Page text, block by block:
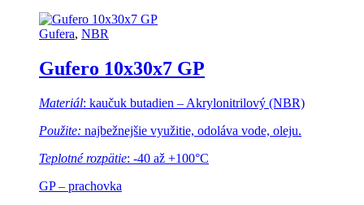
Gufera, NBR
Gufero 10x30x7 GP
Materiál: kaučuk butadien – Akrylonitrilový (NBR)
Použite: najbežnejšie využitie, odoláva vode, oleju.
Teplotné rozpätie: -40 až +100°C
GP – prachovka